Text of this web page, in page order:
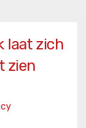
laat zich
zien